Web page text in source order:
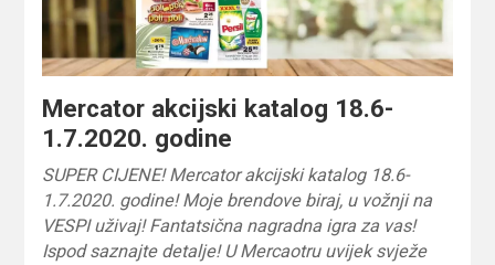
Mercator akcijski katalog 18.6-
1.7.2020. godine
SUPER CIJENE! Mercator akcijski katalog 18.6-
1.7.2020. godine! Moje brendove biraj, u vožnji na
VESPI uživaj! Fantatsična nagradna igra za vas!
Ispod saznajte detalje! U Mercaotru uvijek svježe